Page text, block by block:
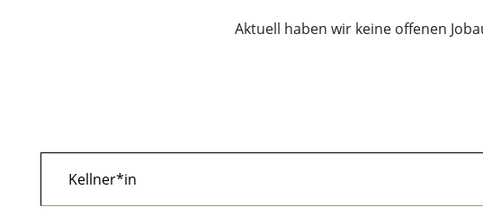
Aktuell haben wir keine offenen
Kellner*in